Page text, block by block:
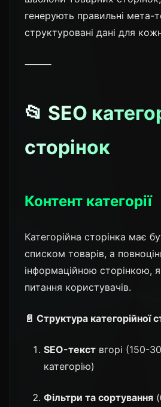
генерують правильні мета-
структуровані дані для
⸻
📂 SEO
сторінок
Контент категорії
Категорійна сторінка має
списком товарів, а
інформаційною сторінкою,
питання користувачів.
📄 Структура категорійної
SEO-текст вгорі (150-
категорію)
Фільтри та сортування